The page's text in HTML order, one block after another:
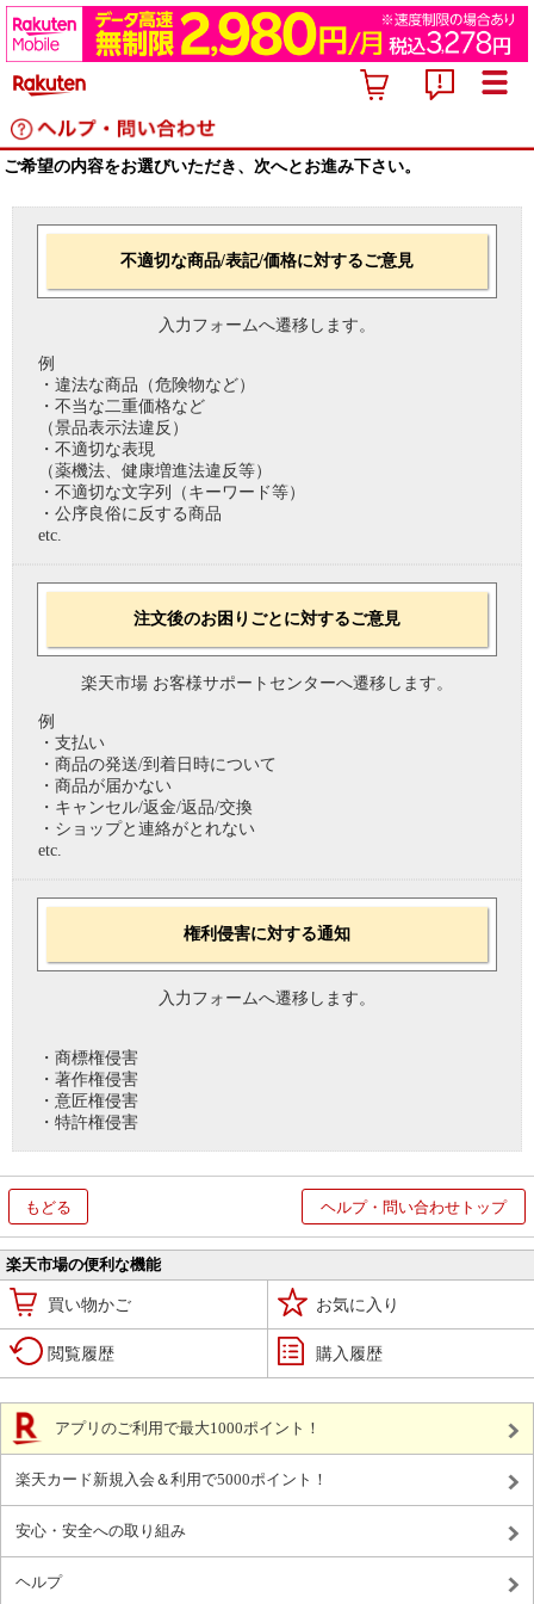
ご希望の内容をお選びいただき、次へとお進み下さい。
不適切な商品/表記/価格に対するご意見
入力フォームへ遷移します。
例
・違法な商品（危険物など）
・不当な二重価格など
（景品表示法違反）
・不適切な表現
（薬機法、健康増進法違反等）
・不適切な文字列（キーワード等）
・公序良俗に反する商品
etc.
注文後のお困りごとに対するご意見
楽天市場 お客様サポートセンターへ遷移します。
例
・支払い
・商品の発送/到着日時について
・商品が届かない
・キャンセル/返金/返品/交換
・ショップと連絡がとれない
etc.
権利侵害に対する通知
入力フォームへ遷移します。
・商標権侵害
・著作権侵害
・意匠権侵害
・特許権侵害
もどる ヘルプ・問い合わせトップ
楽天市場の便利な機能
買い物かご お気に入り
閲覧履歴 購入履歴
アプリのご利用で最大1000ポイント！
楽天カード新規入会＆利用で5000ポイント！
安心・安全への取り組み
ヘルプ